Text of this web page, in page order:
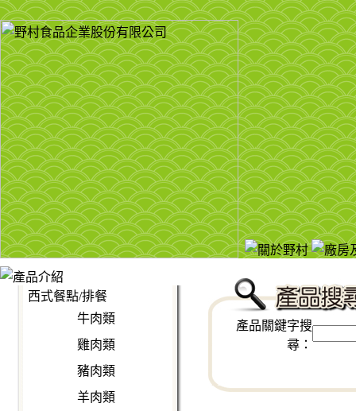
西式餐點/排餐
牛肉類
雞肉類
豬肉類
羊肉類
產品關鍵字搜
尋：